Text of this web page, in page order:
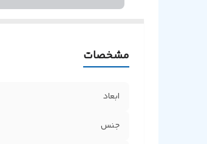
مشخصات
ابعاد
جنس